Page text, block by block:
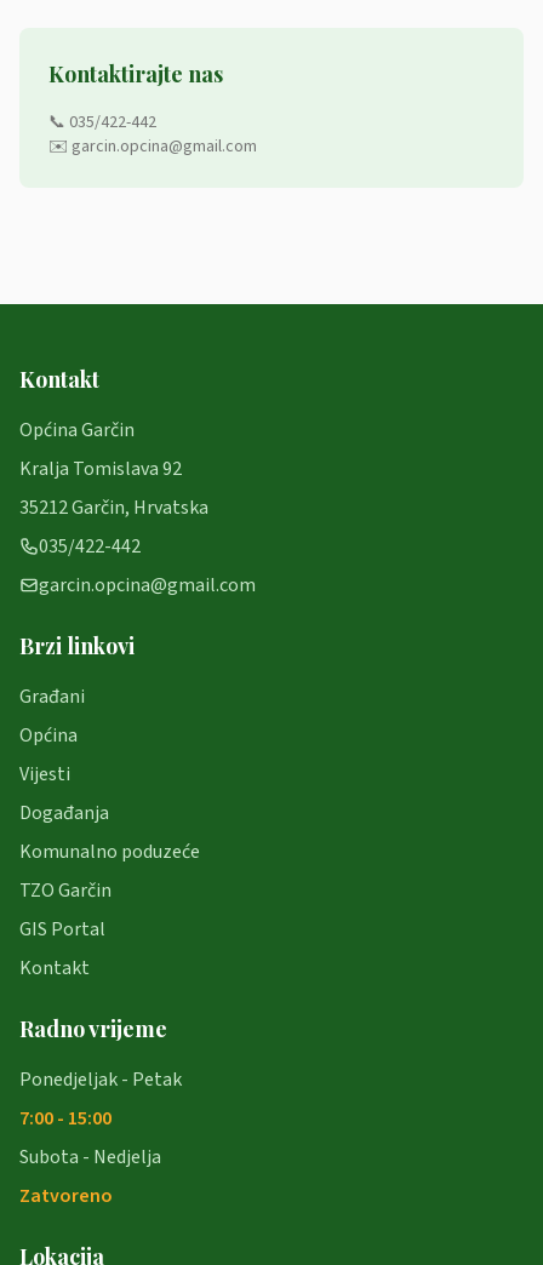
Kontaktirajte nas
📞 035/422-442
✉️ garcin.opcina@gmail.com
Kontakt
Općina Garčin
Kralja Tomislava 92
35212 Garčin, Hrvatska
035/422-442
garcin.opcina@gmail.com
Brzi linkovi
Građani
Općina
Vijesti
Događanja
Komunalno poduzeće
TZO Garčin
GIS Portal
Kontakt
Radno vrijeme
Ponedjeljak - Petak
7:00 - 15:00
Subota - Nedjelja
Zatvoreno
Lokacija